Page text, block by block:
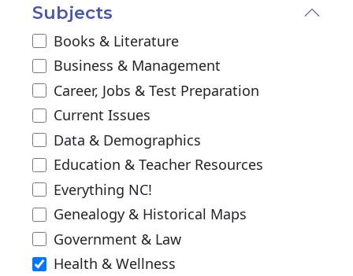
Subjects
Books & Literature
Business & Management
Career, Jobs & Test Preparation
Current Issues
Data & Demographics
Education & Teacher Resources
Everything NC!
Genealogy & Historical Maps
Government & Law
Health & Wellness